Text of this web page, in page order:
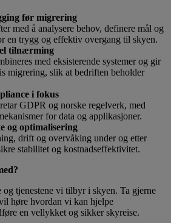
før migrering
med å analysere behov, definere mål og
en trygg og effektiv overgang til skyen.
tilnærming
med eksisterende systemer og gir
migrering, slik at bedriften beholder
i fokus
GDPR og norske regelverk, med
for data og applikasjoner.
og optimalisering
drift og overvåking under og etter
stabilitet og kostnadseffektivitet.
og tjenestene vi tilbyr i skyen. Ta gjerne
høre hvordan vi kan hjelpe
en vellykket og sikker skyreise.